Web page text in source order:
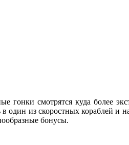
гонки смотрятся куда более
в один из скоростных кораблей и
бонусы.